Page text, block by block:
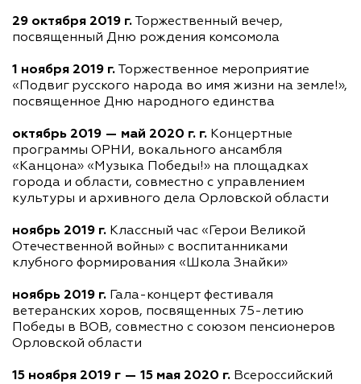
29 октября 2019 г. Торжественный вечер,
посвященный Дню рождения комсомола
1 ноября 2019 г. Торжественное мероприятие
«Подвиг русского народа во имя жизни на земле!»,
посвященное Дню народного единства
октябрь 2019 — май 2020 г. г. Концертные
программы ОРНИ, вокального ансамбля
«Канцона» «Музыка Победы!» на площадках
города и области, совместно с управлением
культуры и архивного дела Орловской области
ноябрь 2019 г. Классный час «Герои Великой
Отечественной войны» с воспитанниками
клубного формирования «Школа Знайки»
ноябрь 2019 г. Гала-концерт фестиваля
ветеранских хоров, посвященных 75-летию
Победы в ВОВ, совместно с союзом пенсионеров
Орловской области
15 ноября 2019 г — 15 мая 2020 г. Всероссийский